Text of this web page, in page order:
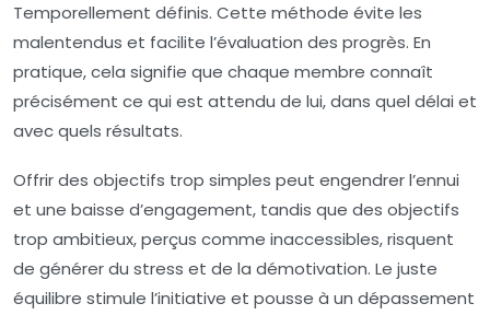
Temporellement définis. Cette méthode évite les
malentendus et facilite l’évaluation des progrès. En
pratique, cela signifie que chaque membre connaît
précisément ce qui est attendu de lui, dans quel délai et
avec quels résultats.
Offrir des objectifs trop simples peut engendrer l’ennui
et une baisse d’engagement, tandis que des objectifs
trop ambitieux, perçus comme inaccessibles, risquent
de générer du stress et de la démotivation. Le juste
équilibre stimule l’initiative et pousse à un dépassement